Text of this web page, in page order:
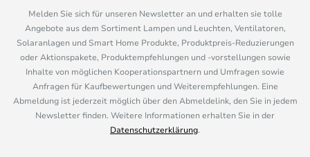
Melden Sie sich für unseren Newsletter an und erhalten sie tolle
Angebote aus dem Sortiment Lampen und Leuchten, Ventilatoren,
Solaranlagen und Smart Home Produkte, Produktpreis-Reduzierungen
oder Aktionspakete, Produktempfehlungen und -vorstellungen sowie
Inhalte von möglichen Kooperationspartnern und Umfragen sowie
Anfragen für Kaufbewertungen und Weiterempfehlungen. Eine
Abmeldung ist jederzeit möglich über den Abmeldelink, den Sie in jedem
Newsletter finden. Weitere Informationen erhalten Sie in der
Datenschutzerklärung.